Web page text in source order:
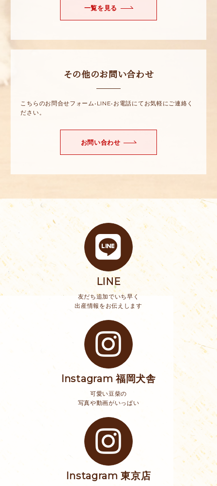
一覧を見る
その他のお問い合わせ
こちらのお問合せフォーム•LINE•お電話にてお気軽にご連絡く
ださい。
お問い合わせ
LINE
友だち追加でいち早く
出産情報をお伝えします
Instagram 福岡犬舎
可愛い豆柴の
写真や動画がいっぱい
Instagram 東京店